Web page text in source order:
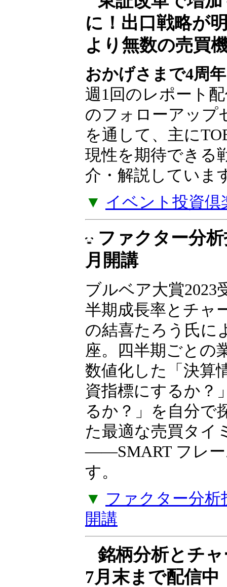
東証改革で増加
に！出口戦略が
より無数の売買
おかげさまで4周年
週1回のレポート
のフォローアップ
を通して、主に
現性を期待できる
介・解説していま
▼ イベント投資倶
ファクター分析
月開講
ブルベア大賞2023
半期成長率とチャ
の結喜たろう氏に
座。四半期ごとの
数値化した「決算
資指標にするか？
るか？」を自分で
た最適な売買タイ
――SMART フレー
す。
▼ ファクター分析
開講
銘柄分析とチ